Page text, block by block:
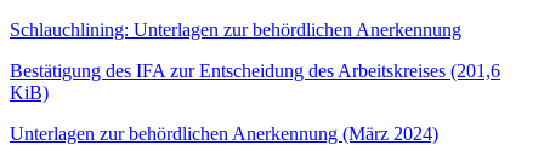
Schlauchlining: Unterlagen zur behördlichen Anerkennung
Bestätigung des IFA zur Entscheidung des Arbeitskreises (201,6
KiB)
Unterlagen zur behördlichen Anerkennung (März 2024)